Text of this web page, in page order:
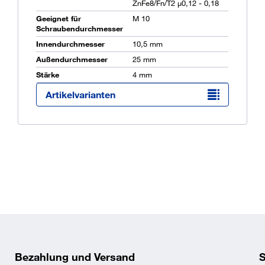
ZnFe8/Fn/T2 µ0,12 - 0,18
Geeignet für
Schraubendurchmesser
M 10
Innendurchmesser
10,5 mm
Außendurchmesser
25 mm
Stärke
4 mm
Artikelvarianten
Bezahlung und Versand